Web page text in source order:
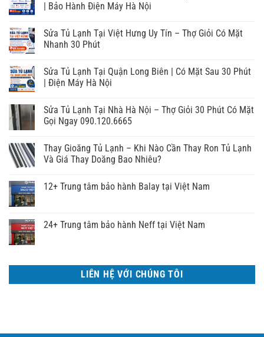
| Bảo Hành Điện Máy Hà Nội
Sửa Tủ Lạnh Tại Việt Hưng Uy Tín – Thợ Giỏi Có Mặt
Nhanh 30 Phút
Sửa Tủ Lạnh Tại Quận Long Biên | Có Mặt Sau 30 Phút
| Điện Máy Hà Nội
Sửa Tủ Lạnh Tại Nhà Hà Nội – Thợ Giỏi 30 Phút Có Mặt
Gọi Ngay 090.120.6665
Thay Gioăng Tủ Lạnh – Khi Nào Cần Thay Ron Tủ Lạnh
Và Giá Thay Doăng Bao Nhiêu?
12+ Trung tâm bảo hành Balay tại Việt Nam
24+ Trung tâm bảo hành Neff tại Việt Nam
LIÊN HỆ VỚI CHÚNG TÔI